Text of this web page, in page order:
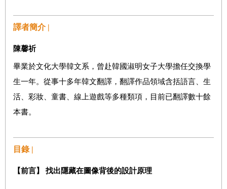
譯者簡介 |
陳馨祈
畢業於文化大學韓文系，曾赴韓國淑明女子大學擔任交換學
生一年。從事十多年韓文翻譯，翻譯作品領域含括語言、生
活、彩妝、童書、線上遊戲等多種類項，目前已翻譯數十餘
本書。
目錄 |
【前言】 找出隱藏在圖像背後的設計原理